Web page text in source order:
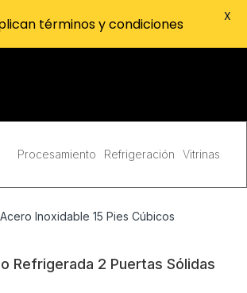
Procesamiento Refrigeración Vitrinas
Inoxidable 15 Pies Cúbicos
Refrigerada 2 Puertas Sólidas
términos y condiciones X